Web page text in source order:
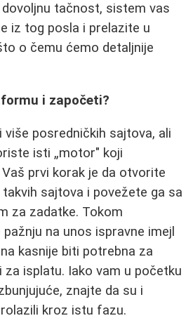
tačnost, sistem vas
iz tog posla i prelazite u
o čemu ćemo detaljnije
i započeti?
posredničkih sajtova, ali
isti „motor" koji
prvi korak je da otvorite
sajtova i povežete ga sa
za zadatke. Tokom
na unos ispravne imejl
kasnije biti potrebna za
za isplatu. Iako vam u početku
znajte da su i
kroz istu fazu.